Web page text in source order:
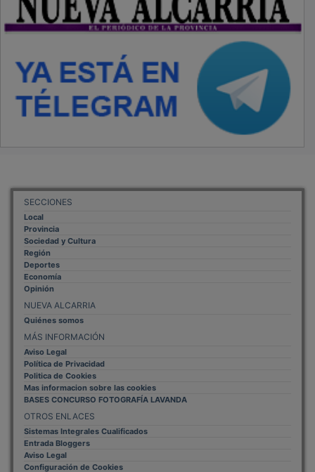
SECCIONES
Local
Provincia
Sociedad y Cultura
Región
Deportes
Economía
Opinión
NUEVA ALCARRIA
Quiénes somos
MÁS INFORMACIÓN
Aviso Legal
Política de Privacidad
Politica de Cookies
Mas informacion sobre las cookies
BASES CONCURSO FOTOGRAFÍA LAVANDA
OTROS ENLACES
Sistemas Integrales Cualificados
Entrada Bloggers
Aviso Legal
Configuración de Cookies
Empleo Trabajando.es